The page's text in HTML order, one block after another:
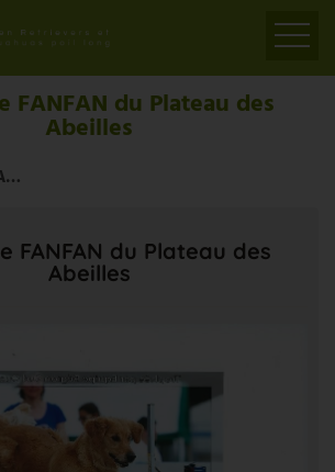
ACCUEIL
PRÉSENTATION
FANFAN du Plateau des
Abeilles
Photos de FANFAN du Plateau des Abeilles
FANFAN du Plateau des
Abeilles